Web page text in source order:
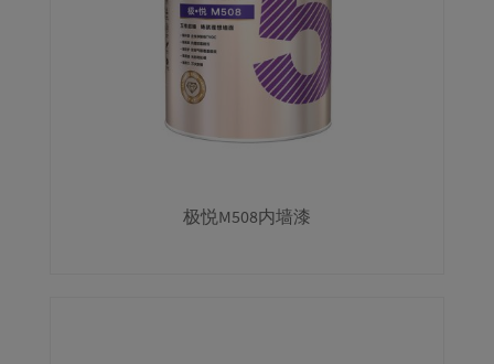
极悦M508内墙漆